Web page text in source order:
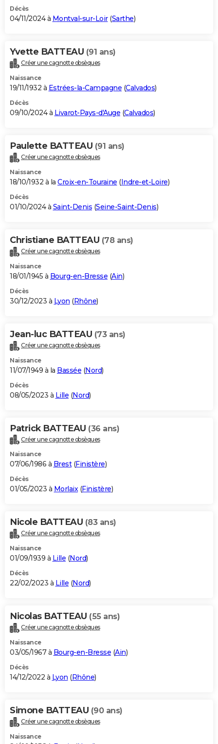
Décès
04/11/2024 à Montval-sur-Loir(Sarthe)
Yvette BATTEAU (91 ans)
Créer une cagnotte obsèques
Naissance
19/11/1932 à Estrées-la-Campagne (Calvados)
Décès
09/10/2024 à Livarot-Pays-d'Auge (Calvados)
Paulette BATTEAU (91 ans)
Créer une cagnotte obsèques
Naissance
18/10/1932 à la Croix-en-Touraine (Indre-et-Loire)
Décès
01/10/2024 à Saint-Denis (Seine-Saint-Denis)
Christiane BATTEAU (78 ans)
Créer une cagnotte obsèques
Naissance
18/01/1945 à Bourg-en-Bresse (Ain)
Décès
30/12/2023 à Lyon (Rhône)
Jean-luc BATTEAU (73 ans)
Créer une cagnotte obsèques
Naissance
11/07/1949 à la Bassée (Nord)
Décès
08/05/2023 à Lille (Nord)
Patrick BATTEAU (36 ans)
Créer une cagnotte obsèques
Naissance
07/06/1986 à Brest(Finistère)
Décès
01/05/2023 à Morlaix(Finistère)
Nicole BATTEAU (83 ans)
Créer une cagnotte obsèques
Naissance
01/09/1939 à Lille (Nord)
Décès
22/02/2023 à Lille (Nord)
Nicolas BATTEAU (55 ans)
Créer une cagnotte obsèques
Naissance
03/05/1967 à Bourg-en-Bresse (Ain)
Décès
14/12/2022 à Lyon (Rhône)
Simone BATTEAU (90 ans)
Créer une cagnotte obsèques
Naissance